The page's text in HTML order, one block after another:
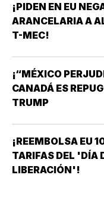
¡PIDEN EN EU
ARANCELARIA A
T-MEC!
¡“MÉXICO
CANADÁ ES
TRUMP
¡REEMBOLSA EU
TARIFAS DEL 'DÍA
LIBERACIÓN'!